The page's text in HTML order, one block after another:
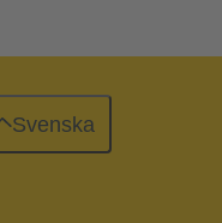
Svenska